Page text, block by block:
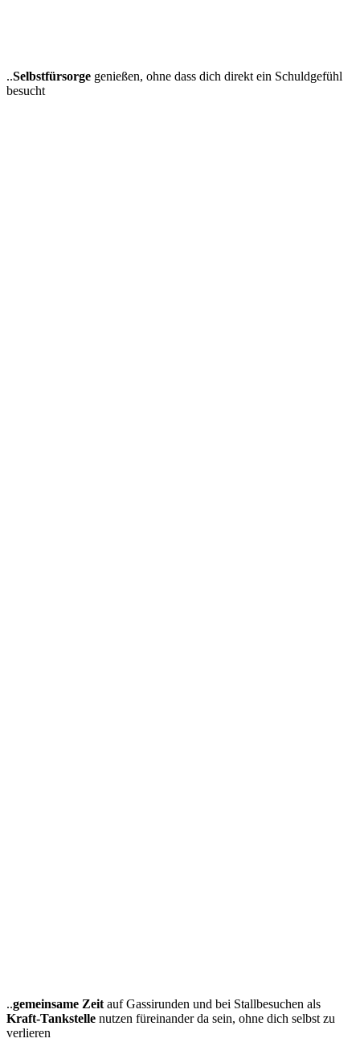
..Selbstfürsorge genießen, ohne dass dich direkt ein Schuldgefühl
besucht
..gemeinsame Zeit auf Gassirunden und bei Stallbesuchen als
Kraft-Tankstelle nutzen füreinander da sein, ohne dich selbst zu
verlieren